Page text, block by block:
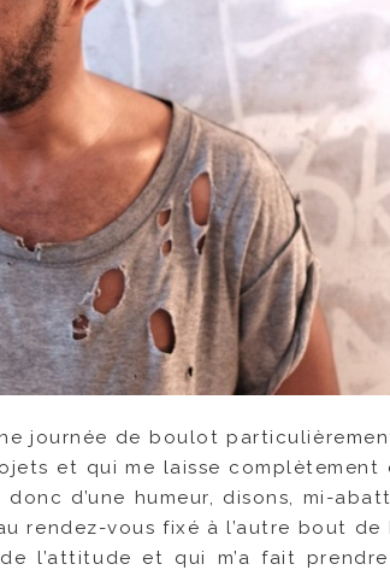
journée de boulot
et qui me laisse complètement
d’une humeur, disons, mi-
rendez-vous fixé à l’autre bout de
l’attitude et qui m’a fait